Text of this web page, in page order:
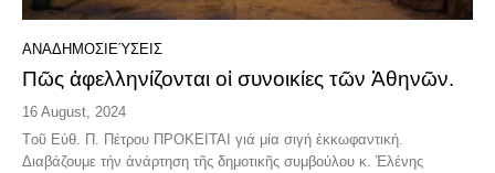
ΑΝΑΔΗΜΟΣΙΕΎΣΕΙΣ
Πῶς ἀφελληνίζονται οἱ συνοικίες τῶν Ἀθηνῶν.
16 August, 2024
Tοῦ Εὐθ. Π. Πέτρου ΠΡΟΚΕΙΤΑΙ γιά μία σιγή ἐκκωφαντική.
Διαβάζουμε τήν ἀνάρτηση τῆς δημοτικῆς συμβούλου κ. Ἑλένης